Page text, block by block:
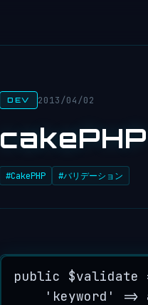
DEV 2013/04/02
cakePHP
#CakePHP #バリデーション
public $validate
' keyword ' =>